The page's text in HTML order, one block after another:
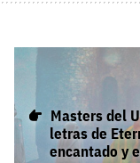
Masters del
letras de
encantado y